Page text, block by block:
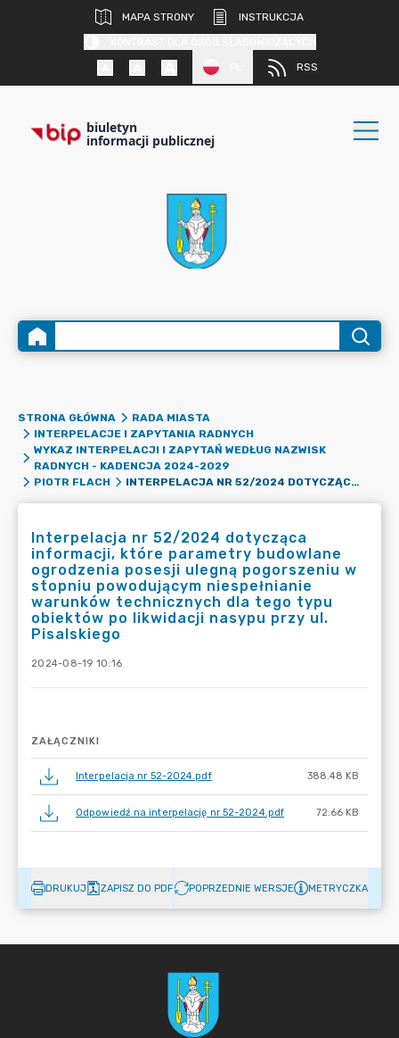
MAPA STRONY
INSTRUKCJA
RSS
biuletyn
informacji publicznej
STRONA GŁÓWNA
RADA MIASTA
INTERPELACJE I ZAPYTANIA RADNYCH
WYKAZ INTERPELACJI I ZAPYTAŃ WEDŁUG NAZWISK
RADNYCH - KADENCJA 2024-2029
PIOTR FLACH
INTERPELACJA NR 52/2024 DOTYCZĄCA INFORMACJI, KTÓRE PARAMETRY BUDOWLANE OGRODZENIA POSESJI ULEGNĄ POGORSZENIU W STOPNIU POWODUJĄCYM NIESPEŁNIANIE WARUNKÓW TECHNICZNYCH DLA TEGO TYPU OBIEKTÓW PO LIKWIDACJI NASYPU PRZY UL. PISALSKIEGO
Interpelacja nr 52/2024 dotycząca
informacji, które parametry budowlane
ogrodzenia posesji ulegną pogorszeniu w
stopniu powodującym niespełnianie
warunków technicznych dla tego typu
obiektów po likwidacji nasypu przy ul.
Pisalskiego
2024-08-19 10:16
ZAŁĄCZNIKI
Interpelacja nr 52-2024.pdf 388.48 KB
Odpowiedź na interpelację nr 52-2024.pdf 72.66 KB
DRUKUJ ZAPISZ DO PDF POPRZEDNIE WERSJE METRYCZKA